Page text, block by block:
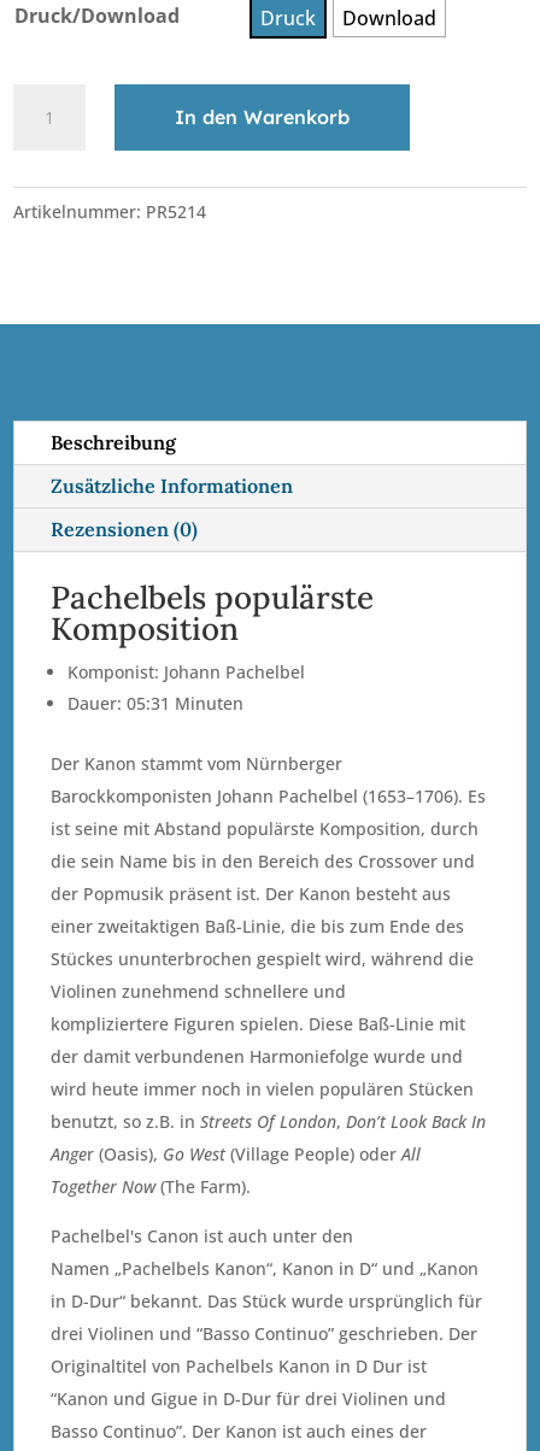
Druck/Download Druck Download
Canon
In den Warenkorb
n
i
v
Artikelnummer: PR5214
Beschreibung
Zusätzliche Informationen
Rezensionen (0)
Pachelbels populärste
Komposition
Komponist: Johann Pachelbel
Dauer: 05:31 Minuten
Der Kanon stammt vom Nürnberger
Barockkomponisten Johann Pachelbel (1653–1706). Es
ist seine mit Abstand populärste Komposition, durch
die sein Name bis in den Bereich des Crossover und
der Popmusik präsent ist. Der Kanon besteht aus
einer zweitaktigen Baß-Linie, die bis zum Ende des
Stückes ununterbrochen gespielt wird, während die
Violinen zunehmend schnellere und
kompliziertere Figuren spielen. Diese Baß-Linie mit
der damit verbundenen Harmoniefolge wurde und
wird heute immer noch in vielen populären Stücken
benutzt, so z.B. inStreets Of London,Don’t Look Back In
Anger (Oasis), Go West(Village People) oderAll
Together Now(The Farm).
Pachelbel's Canon ist auch unter den
Namen „Pachelbels Kanon“, Kanon in D“ und „Kanon
in D-Dur“ bekannt. Das Stück wurde ursprünglich für
drei Violinen und “Basso Continuo” geschrieben. Der
Originaltitel von Pachelbels Kanon in D Dur ist
“Kanon und Gigue in D-Dur für drei Violinen und
Basso Continuo”. Der Kanon ist auch eines der